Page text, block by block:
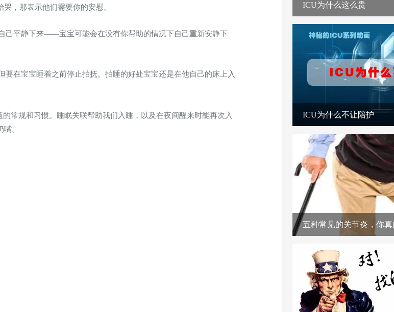
，那表示他们需要你的安慰。
己平静下来——宝宝可能会在没有你帮助的情况下自己重新安静下
在宝宝睡着之前停止拍抚。拍睡的好处宝宝还是在他自己的床上入
常规和习惯。睡眠关联帮助我们入睡，以及在夜间醒来时能再次入
。
ICU为什么这么贵
ICU为什么不让陪护
五种常见的关节炎，你